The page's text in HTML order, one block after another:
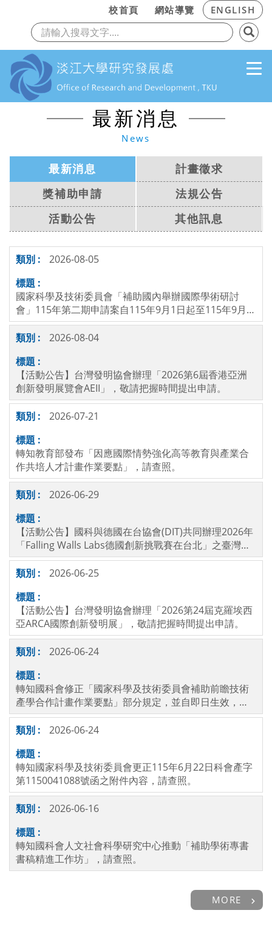
跳到主要內容
校首頁 網站導覽 ENGLISH
上一頁
最新消息
News
最新消息
計畫徵求
獎補助申請
法規公告
活動公告
其他訊息
2026-08-05
國家科學及技術委員會「補助國內舉辦國際學術研討
會」115年第二期申請案自115年9月1日起至115年9月2
4日止逕至國科會網站線上申請，逾期恕不受理，請查
照。
2026-08-04
【活動公告】台灣發明協會辦理「2026第6屆香港亞洲
創新發明展覽會AEII」，敬請把握時間提出申請。
2026-07-21
轉知教育部發布「因應國際情勢強化高等教育與產業合
作共培人才計畫作業要點」，請查照。
2026-06-29
【活動公告】國科與德國在台協會(DIT)共同辦理2026年
「Falling Walls Labs德國創新挑戰賽在台北」之臺灣區
徵選活動，敬請把握時間提出申請。
2026-06-25
【活動公告】台灣發明協會辦理「2026第24屆克羅埃西
亞ARCA國際創新發明展」，敬請把握時間提出申請。
2026-06-24
轉知國科會修正「國家科學及技術委員會補助前瞻技術
產學合作計畫作業要點」部分規定，並自即日生效，請
查照。
2026-06-24
轉知國家科學及技術委員會更正115年6月22日科會產字
第1150041088號函之附件內容，請查照。
2026-06-16
轉知國科會人文社會科學研究中心推動「補助學術專書
書稿精進工作坊」，請查照。
MORE